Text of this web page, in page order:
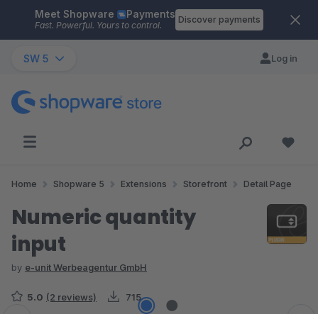
Skip to main content
Meet Shopware Payments
Fast. Powerful. Yours to control.
Discover payments
SW 5 Log in
Home Shopware 5 Extensions Storefront Detail Page
Numeric quantity
input
by e-unit Werbeagentur GmbH
5.0 (2 reviews) 715